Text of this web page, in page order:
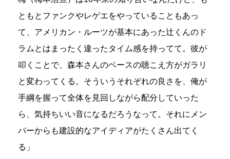
ともとファンクやレゲエをやっていることもあっ
て、アメリカン・ルーツが基本にあった辻くんのド
ラムとはまったく違ったタイム感を持ってて。彼が
叩くことで、森本さんのベースの聴こえ方がガラリ
と変わってくる。そういうそれぞれの良さを、俺が
手綱を握って全体を見回しながら配分していった
ら、気持ちいい音になるだろうなって。それにメン
バーからも建設的なアイディアがたくさん出てく
る」